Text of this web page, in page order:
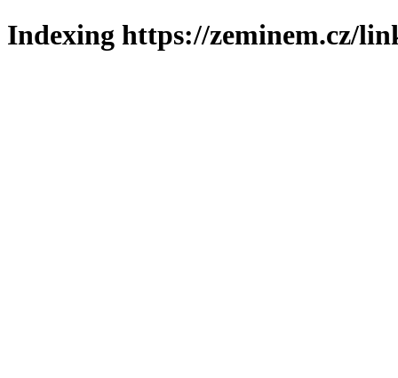
Indexing https://zeminem.cz/